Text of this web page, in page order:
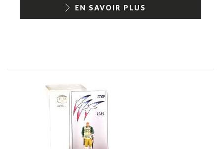
1/18ème moderneEN SAVOIR PLUS